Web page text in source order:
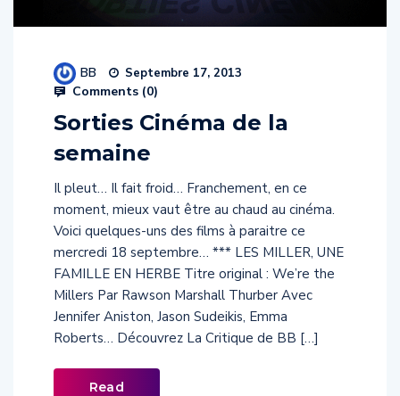
BB Septembre 17, 2013
Comments (0)
Sorties Cinéma de la
semaine
Il pleut… Il fait froid… Franchement, en ce
moment, mieux vaut être au chaud au cinéma.
Voici quelques-uns des films à paraitre ce
mercredi 18 septembre… *** LES MILLER, UNE
FAMILLE EN HERBE Titre original : We’re the
Millers Par Rawson Marshall Thurber Avec
Jennifer Aniston, Jason Sudeikis, Emma
Roberts… Découvrez La Critique de BB […]
Read